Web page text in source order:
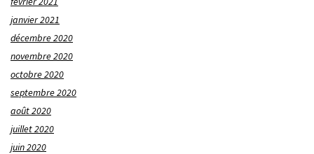
janvier 2021
décembre 2020
novembre 2020
octobre 2020
septembre 2020
août 2020
juillet 2020
juin 2020